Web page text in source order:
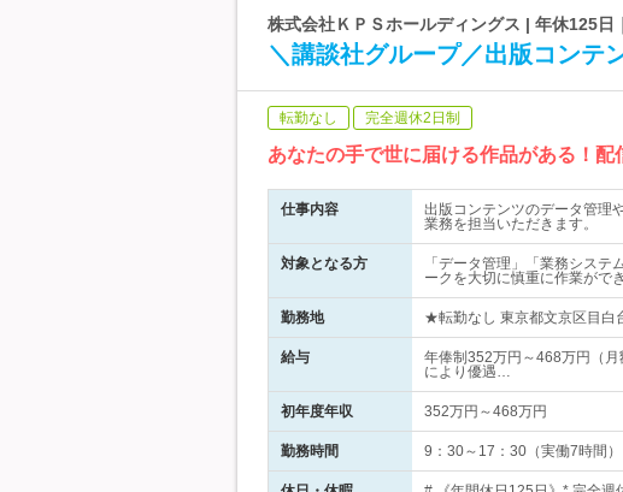
株式会社ＫＰＳホールディングス | 年休125
＼講談社グループ／出版コンテ
転勤なし 完全週休2日制
あなたの手で世に届ける作品がある！
仕事内容
出版コンテンツのデータ管理
業務を担当いただきます。
対象となる方
「データ管理」「業務シス
ークを大切に慎重に作業がで
勤務地 ★転勤なし 東京都文京区目
給与
年俸制352万円～468万円（
により優遇…
初年度年収 352万円～468万円
勤務時間 9：30～17：30（実働7時間）